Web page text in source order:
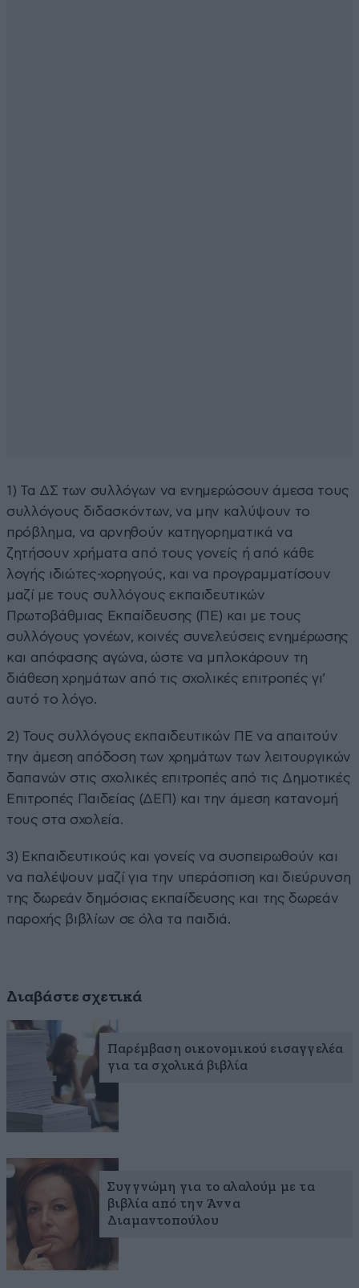
1) Τα ΔΣ των συλλόγων να ενημερώσουν άμεσα τους
συλλόγους διδασκόντων, να μην καλύψουν το
πρόβλημα, να αρνηθούν κατηγορηματικά να
ζητήσουν χρήματα από τους γονείς ή από κάθε
λογής ιδιώτες-χορηγούς, και να προγραμματίσουν
μαζί με τους συλλόγους εκπαιδευτικών
Πρωτοβάθμιας Εκπαίδευσης (ΠΕ) και με τους
συλλόγους γονέων, κοινές συνελεύσεις ενημέρωσης
και απόφασης αγώνα, ώστε να μπλοκάρουν τη
διάθεση χρημάτων από τις σχολικές επιτροπές γι’
αυτό το λόγο.
2) Τους συλλόγους εκπαιδευτικών ΠΕ να απαιτούν
την άμεση απόδοση των χρημάτων των λειτουργικών
δαπανών στις σχολικές επιτροπές από τις Δημοτικές
Επιτροπές Παιδείας (ΔΕΠ) και την άμεση κατανομή
τους στα σχολεία.
3) Εκπαιδευτικούς και γονείς να συσπειρωθούν και
να παλέψουν μαζί για την υπεράσπιση και διεύρυνση
της δωρεάν δημόσιας εκπαίδευσης και της δωρεάν
παροχής βιβλίων σε όλα τα παιδιά.
Διαβάστε σχετικά
Παρέμβαση οικονομικού εισαγγελέα
για τα σχολικά βιβλία
Συγγνώμη για το αλαλούμ με τα
βιβλία από την Άννα
Διαμαντοπούλου